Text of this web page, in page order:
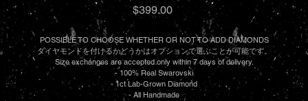
価
格
$399.00
POSSIBLE TO CHOOSE WHETHER OR NOT TO ADD DIAMONDS
ダイヤモンドを付けるかどうかはオプションで選ぶことが可能です。
Size exchanges are accepted only within 7 days of delivery.
- 100% Real Swarovski
- 1ct Lab-Grown Diamond
- All Handmade